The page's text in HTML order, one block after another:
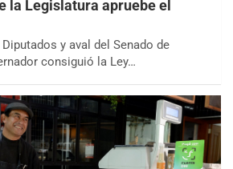
la Legislatura apruebe el
y aval del Senado de
consiguió la Ley…